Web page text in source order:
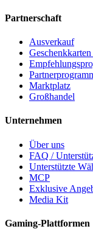
Partnerschaft
Ausverkauf
Marktplatz
Großhandel
Unternehmen
Über uns
FAQ /
Unterstützte
MCP
Exklusive
Media Kit
Gaming-Plattformen